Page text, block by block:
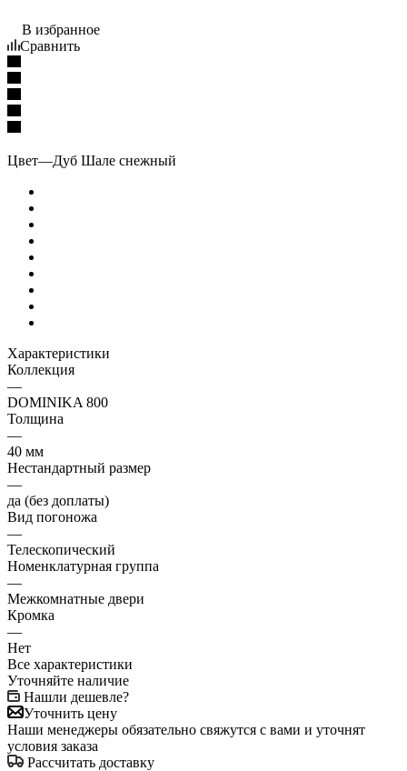
В избранное
Сравнить
Цвет—Дуб Шале снежный
Характеристики
Коллекция
—
DOMINIKA 800
Толщина
—
40 мм
Нестандартный размер
—
да (без доплаты)
Вид погоножа
—
Телескопический
Номенклатурная группа
—
Межкомнатные двери
Кромка
—
Нет
Все характеристики
Уточняйте наличие
Нашли дешевле?
Уточнить цену
Наши менеджеры обязательно свяжутся с вами и уточнят
условия заказа
Рассчитать доставку